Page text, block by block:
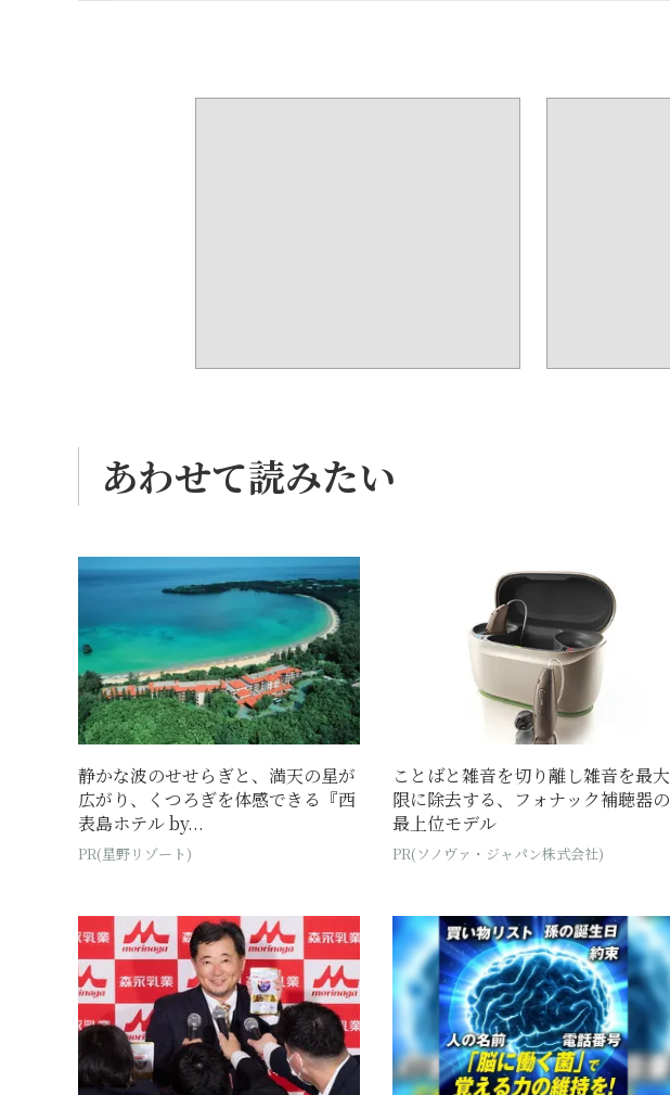
あわせて読みたい
静かな波のせせらぎと、満天の星が
広がり、くつろぎを体感できる『西
表島ホテル by...
PR(星野リゾート)
ことばと雑音を切り離し雑音を最大
限に除去する、フォナック補聴器の
最上位モデル
PR(ソノヴァ・ジャパン株式会社)